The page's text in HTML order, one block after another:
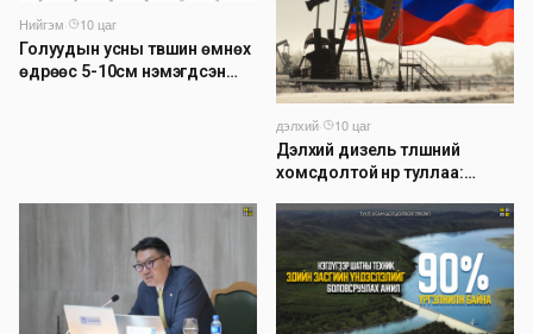
Нийгэм·
10 цаг
Голуудын усны түвшин өмнөх
өдрөөс 5-10см нэмэгдсэн
дэлхий·
10 цаг
Дэлхий дизель түлшний
хомсдолтой нүүр туллаа:
компаниуд аюулын дохио
өгч байна